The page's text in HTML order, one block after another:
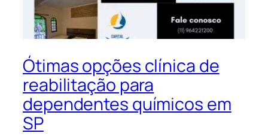
Ótimas opções clínica de
reabilitação para
dependentes químicos em
SP